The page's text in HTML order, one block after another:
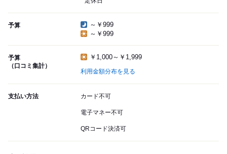
予算
～￥999
～￥999
予算
（口コミ集計）
￥1,000～￥1,999
利用金額分布を見る
支払い方法 カード不可
電子マネー不可
QRコード決済可